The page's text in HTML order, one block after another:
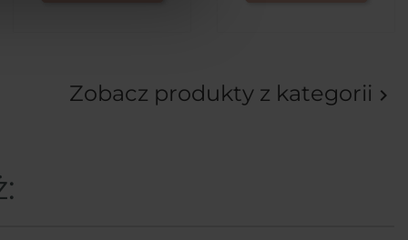
Zobacz produkty z kategorii 